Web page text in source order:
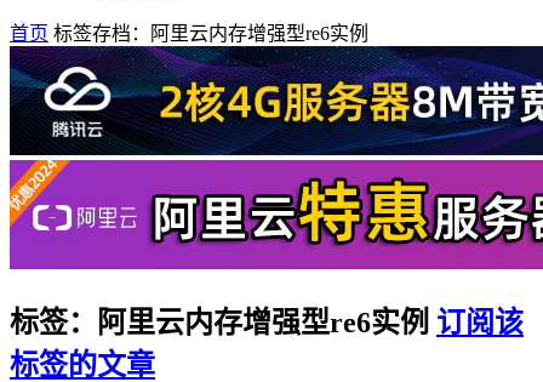
首页 标签存档：阿里云内存增强型re6实例
标签：阿里云内存增强型re6实例 订阅该
标签的文章